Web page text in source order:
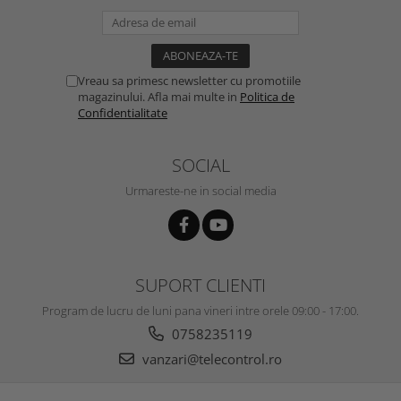
Vreau sa primesc newsletter cu promotiile
magazinului. Afla mai multe in Politica de
Confidentialitate
SOCIAL
Urmareste-ne in social media
SUPORT CLIENTI
Program de lucru de luni pana vineri intre orele 09:00 - 17:00.
0758235119
vanzari@telecontrol.ro